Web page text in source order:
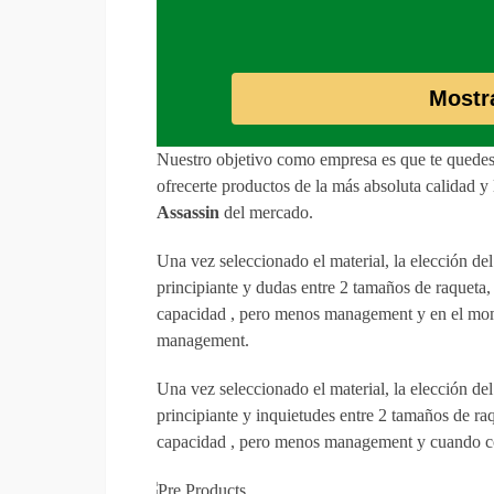
Nuestro objetivo como empresa es que te
ofrecerte productos de la más absoluta calidad
Assassin del mercado.
Una vez seleccionado el material, la elección
principiante y dudas entre 2 tamaños de
capacidad , pero menos management y en el
management.
Una vez seleccionado el material, la elección
principiante y inquietudes entre 2 tamaños de
capacidad , pero menos management y cuando